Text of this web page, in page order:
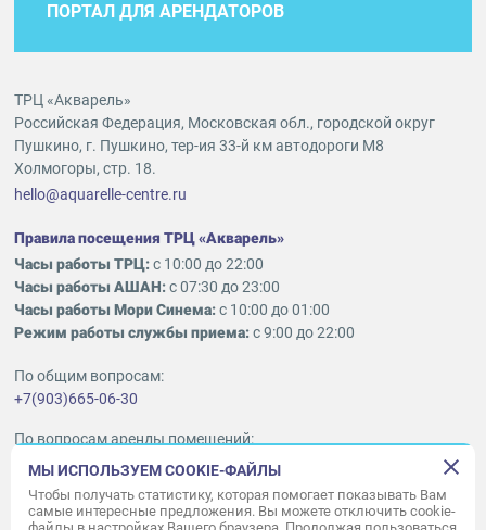
ПОРТАЛ ДЛЯ АРЕНДАТОРОВ
ТРЦ «Акварель»
Российская Федерация, Московская обл., городской округ
Пушкино, г. Пушкино, тер-ия 33-й км автодороги М8
Холмогоры, стр. 18.
hello@aquarelle-centre.ru
Правила посещения ТРЦ «Акварель»
Часы работы ТРЦ:с 10:00 до 22:00
Часы работы АШАН:с 07:30 до 23:00
Часы работы Мори Синема:с 10:00 до 01:00
Режим работы службы приема:с 9:00 до 22:00
По общим вопросам:
+7(903)665-06-30
По вопросам аренды помещений:
ukleykina@nhood.com
+7(903)665-98-78
МЫ ИСПОЛЬЗУЕМ COOKIE-ФАЙЛЫ
Чтобы получать статистику, которая помогает показывать Вам
самые интересные предложения. Вы можете отключить cookie-